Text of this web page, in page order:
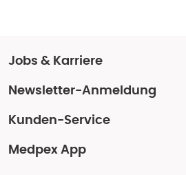
Jobs & Karriere
Newsletter-Anmeldung
Kunden-Service
Medpex App